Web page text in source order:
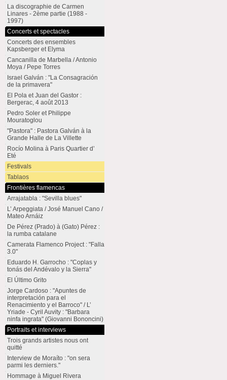
La discographie de Carmen
Linares - 2ème partie (1988 -
1997)
Concerts et spectacles
Concerts des ensembles
Kapsberger et Elyma
Cancanilla de Marbella / Antonio
Moya / Pepe Torres
Israel Galván : "La Consagración
de la primavera"
El Pola et Juan del Gastor :
Bergerac, 4 août 2013
Pedro Soler et Philippe
Mouratoglou
"Pastora" : Pastora Galván à la
Grande Halle de La Villette
Rocío Molina à Paris Quartier d’
Eté
Festivals
Tablaos
Frontières flamencas
Arrajatabla : "Sevilla blues"
L’ Arpeggiata / José Manuel Cano /
Mateo Arnáiz
De Pérez (Prado) à (Gato) Pérez :
la rumba catalane
Camerata Flamenco Project : "Falla
3.0"
Eduardo H. Garrocho : "Coplas y
tonás del Andévalo y la Sierra"
El Último Grito
Jorge Cardoso : "Apuntes de
interpretación para el
Renacimiento y el Barroco" / L’
Yriade - Cyril Auvity : "Barbara
ninfa ingrata" (Giovanni Bononcini)
Portraits et interviews
Trois grands artistes nous ont
quitté
Interview de Moraíto : "on sera
parmi les derniers."
Hommage à Miguel Rivera